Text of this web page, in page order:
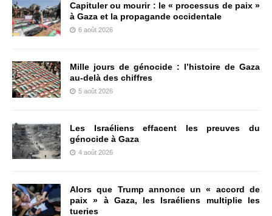
Capituler ou mourir : le « processus de paix »
à Gaza et la propagande occidentale
6 août 2026
Mille jours de génocide : l’histoire de Gaza
au-delà des chiffres
5 août 2026
Les Israéliens effacent les preuves du
génocide à Gaza
4 août 2026
Alors que Trump annonce un « accord de
paix » à Gaza, les Israéliens multiplie les
tueries